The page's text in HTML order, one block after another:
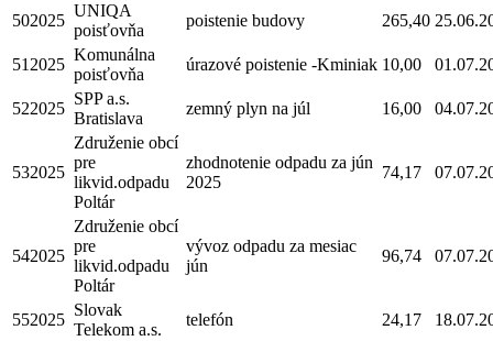
502025
UNIQA
poisťovňa
poistenie budovy 265,40
512025
Komunálna
poisťovňa
úrazové poistenie -Kminiak 10,00
522025
SPP a.s.
Bratislava
zemný plyn na júl 16,00
532025
Združenie obcí
pre
likvid.odpadu
Poltár
zhodnotenie odpadu za jún
2025
74,17
542025
Združenie obcí
pre
likvid.odpadu
Poltár
vývoz odpadu za mesiac
jún
96,74
552025
Slovak
Telekom a.s.
telefón 24,17